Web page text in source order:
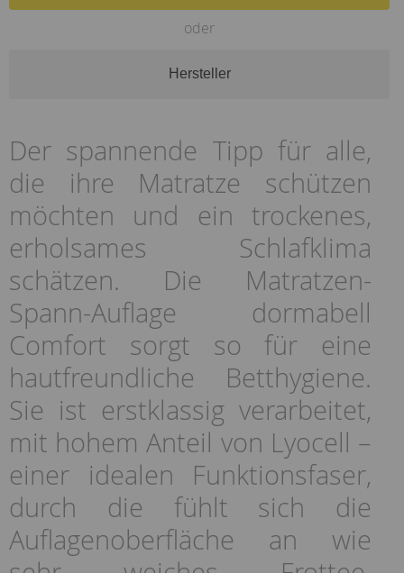
oder
Hersteller
Der spannende Tipp für alle,
die ihre Matratze schützen
möchten und ein trockenes,
erholsames Schlafklima
schätzen. Die Matratzen-
Spann-Auflage dormabell
Comfort sorgt so für eine
hautfreundliche Betthygiene.
Sie ist erstklassig verarbeitet,
mit hohem Anteil von Lyocell –
einer idealen Funktionsfaser,
durch die fühlt sich die
Auflagenoberfläche an wie